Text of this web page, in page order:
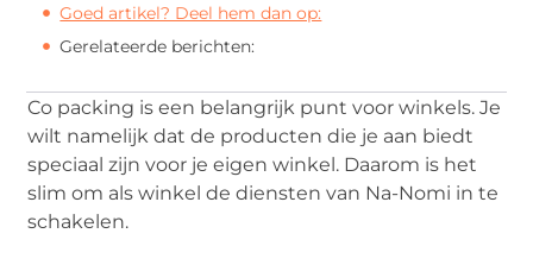
Goed artikel? Deel hem dan op:
Gerelateerde berichten:
Co packing is een belangrijk punt voor winkels. Je
wilt namelijk dat de producten die je aan biedt
speciaal zijn voor je eigen winkel. Daarom is het
slim om als winkel de diensten van Na-Nomi in te
schakelen.